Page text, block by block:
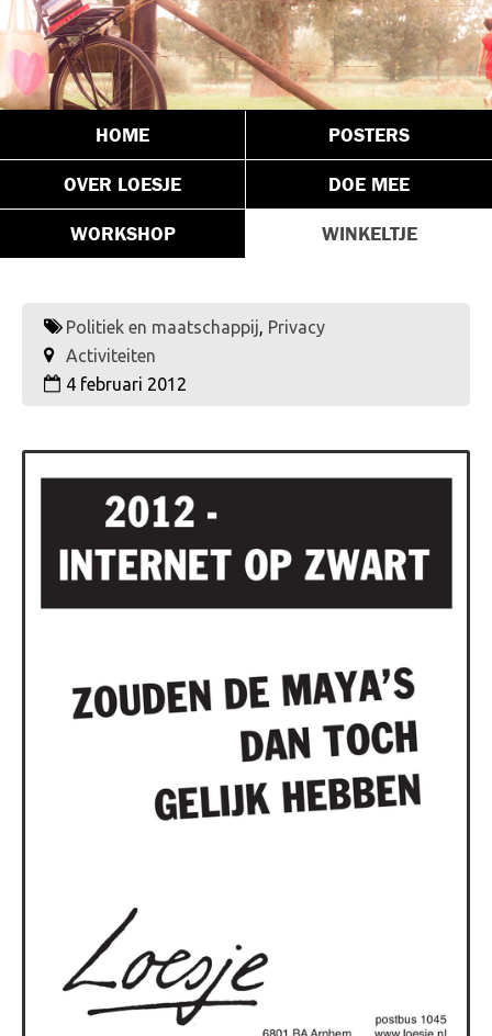
HOME POSTERS
OVER LOESJE DOE MEE
WORKSHOP WINKELTJE
Politiek en maatschappij, Privacy
Activiteiten
4 februari 2012